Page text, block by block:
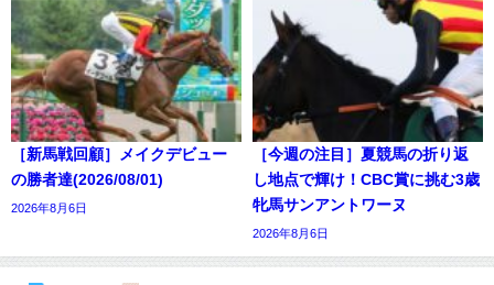
［新馬戦回顧］メイクデビュー
の勝者達(2026/08/01)
2026年8月6日
［今週の注目］夏競馬の折り返
し地点で輝け！CBC賞に挑む3歳
牝馬サンアントワーヌ
2026年8月6日